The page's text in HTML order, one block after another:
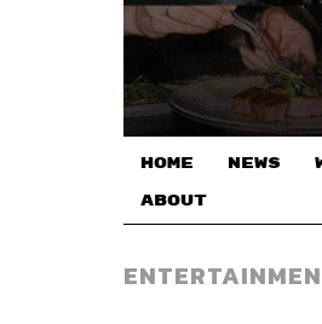
HOME NEWS
ABOUT